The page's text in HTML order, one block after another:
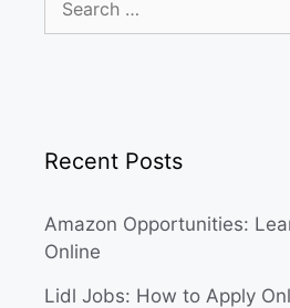
Recent Posts
Amazon Opportunities:
Online
Lidl Jobs: How to Apply